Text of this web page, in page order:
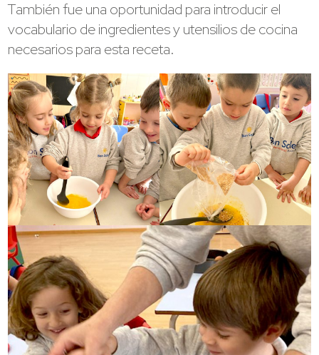
También fue una oportunidad para introducir el
vocabulario de ingredientes y utensilios de cocina
necesarios para esta receta.